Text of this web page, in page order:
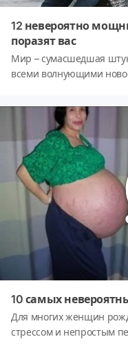
12 невероятно
поразят вас
Мир – сумасшедшая
всеми волнующими
терять надежду, ведь
может сделать мир хоть
доказывают это.
10 самых
Для многих женщин
стрессом и непростым